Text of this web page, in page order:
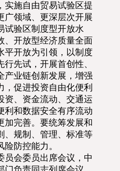
实施自由贸易试验区提
广领域、更深层次开展
试验区制度型开放水
、开放型经济质量全面
平开放为引领，以制度
先试，开展首创性、
产业链创新发展，增强
，促进投资自由化便利
资、资金流动、交通运
利和数据安全有序流动
加完善。要统筹发展和
、规制、管理、标准等
防控能力。
员会委员出席会议，中